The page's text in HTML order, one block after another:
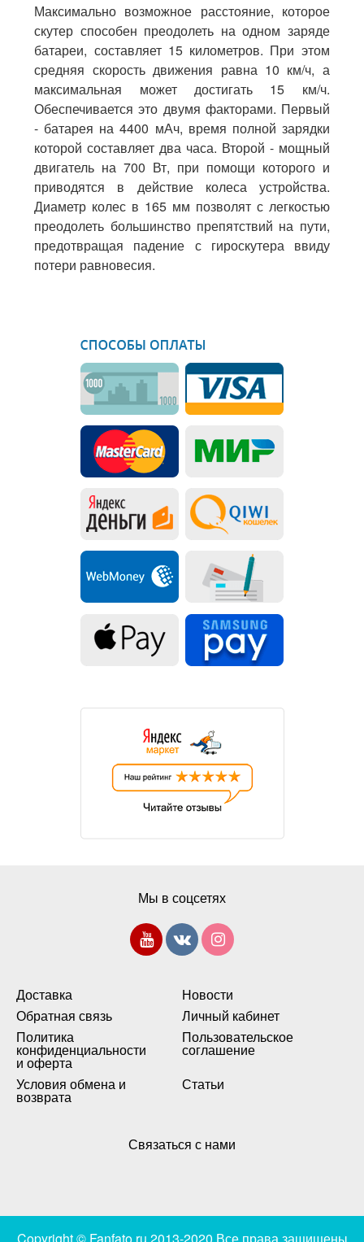
Максимально возможное расстояние, которое
скутер способен преодолеть на одном заряде
батареи, составляет 15 километров. При этом
средняя скорость движения равна 10 км/ч, а
максимальная может достигать 15 км/ч.
Обеспечивается это двумя факторами. Первый
- батарея на 4400 мАч, время полной зарядки
которой составляет два часа. Второй - мощный
двигатель на 700 Вт, при помощи которого и
приводятся в действие колеса устройства.
Диаметр колес в 165 мм позволят с легкостью
преодолеть большинство препятствий на пути,
предотвращая падение с гироскутера ввиду
потери равновесия.
Доставка
Новости
Обратная связь
Личный кабинет
Политика
конфиденциальности
и оферта
Пользовательское
соглашение
Условия обмена и
возврата
Статьи
Мы в соцсетях
Связаться с нами
Copyright © Fanfato.ru 2013-2020 Все права защищены